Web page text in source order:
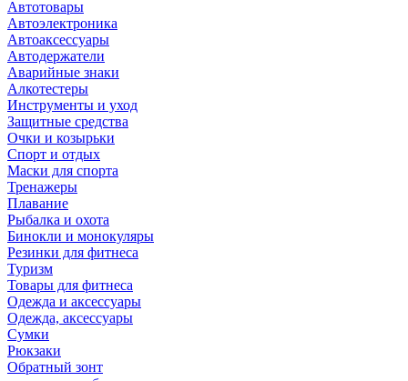
Автотовары
Автоэлектроника
Автоаксессуары
Автодержатели
Аварийные знаки
Алкотестеры
Инструменты и уход
Защитные средства
Очки и козырьки
Спорт и отдых
Маски для спорта
Тренажеры
Плавание
Рыбалка и охота
Бинокли и монокуляры
Резинки для фитнеса
Туризм
Товары для фитнеса
Одежда и аксессуары
Одежда, аксессуары
Сумки
Рюкзаки
Обратный зонт